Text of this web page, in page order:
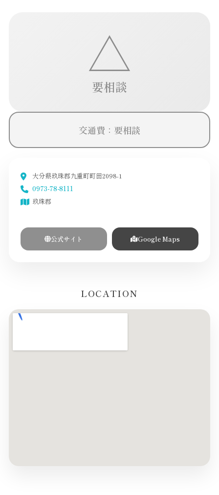
△
要相談
交通費：要相談
大分県玖珠郡九重町町田2098-1
0973-78-8111
玖珠郡
公式サイト Google Maps
LOCATION